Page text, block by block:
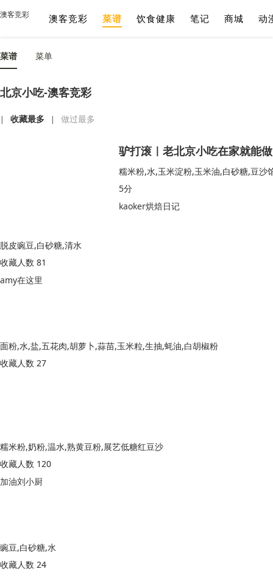
澳客竞彩 澳客竞彩 菜谱 饮食健康 笔记 商城 动
菜谱 菜单
北京小吃-澳客竞彩
| 收藏最多 | 做过最多
驴打滚｜老北京小吃在家就能
糯米粉,水,玉米淀粉,玉米油,白砂糖,豆沙
5分
kaoker烘焙日记
脱皮豌豆,白砂糖,清水
收藏人数 81
amy在这里
面粉,水,盐,五花肉,胡萝卜,蒜苗,玉米粒,生抽,蚝油,白胡椒粉
收藏人数 27
糯米粉,奶粉,温水,熟黄豆粉,展艺低糖红豆沙
收藏人数 120
加油刘小厨
豌豆,白砂糖,水
收藏人数 24